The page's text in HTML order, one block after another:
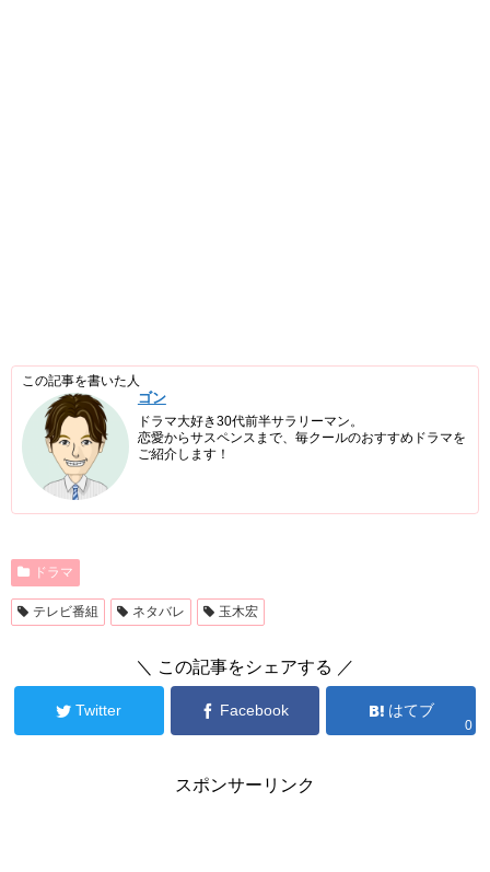
この記事を書いた人
ゴン
ドラマ大好き30代前半サラリーマン。
恋愛からサスペンスまで、毎クールのおすすめドラマを
ご紹介します！
ドラマ
テレビ番組 ネタバレ 玉木宏
＼ この記事をシェアする ／
Twitter Facebook はてブ
0
スポンサーリンク